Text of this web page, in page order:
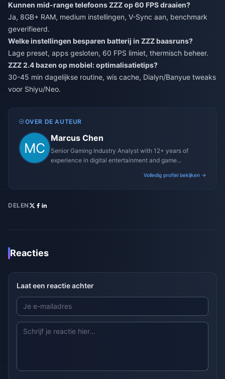
Kunnen mid-range telefoons ZZZ op 60 FPS draaien?
Ja, 8GB+ RAM, medium instellingen, V-Sync aan, benchmark
geverifieerd.
Welke instellingen besparen batterij in ZZZ baasruns?
Lage preset, apps gesloten, 60 FPS limiet, thermisch beheer.
ZZZ 2.4 bazen op mobiel: optimalisatietips?
30-45 min dagelijkse routine, wis cache, Dialyn/Banyue tweaks
voor Shiyu/Neo.
OVER DE AUTEUR
Marcus Chen
Senior Gaming Industry Analyst with 12+ years of
experience in digital entertainment and game
Volledig profiel bekijken →
DELEN
Reacties
Laat een reactie achter